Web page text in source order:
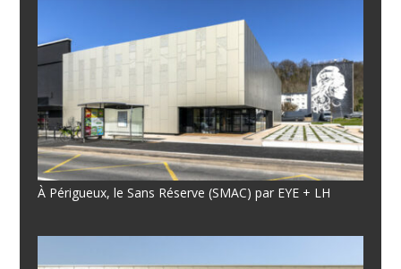
À Périgueux, le Sans Réserve (SMAC) par EYE + LH